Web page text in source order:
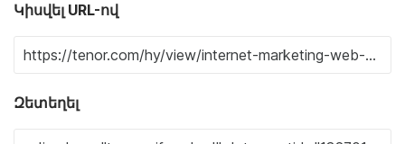
Կիսվել URL-ով
Զետեղել